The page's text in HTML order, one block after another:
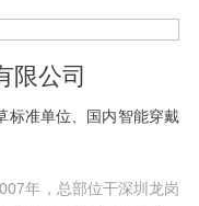
限公司
标准单位、国内智能穿戴
年，总部位干深圳龙岗